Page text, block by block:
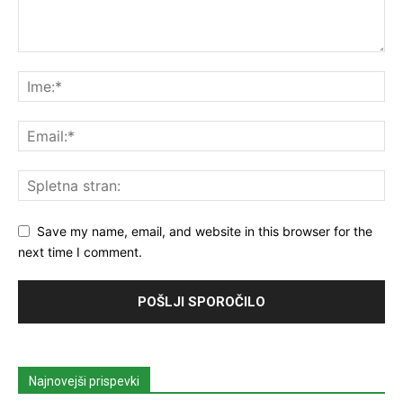
Save my name, email, and website in this browser for the
next time I comment.
Najnovejši prispevki